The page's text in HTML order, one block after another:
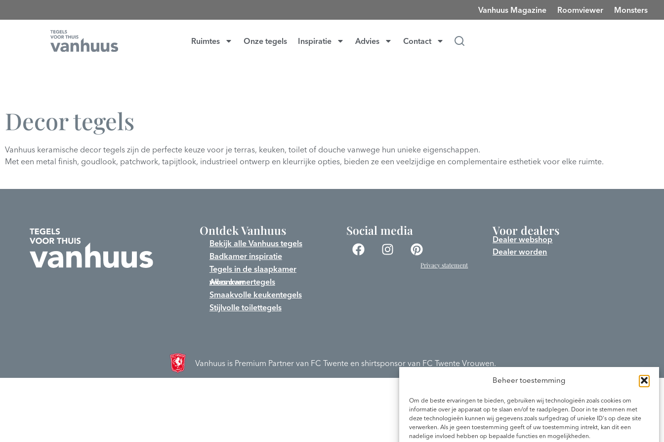
Beheer toestemming
Om de beste ervaringen te bieden, gebruiken wij technologieën zoals cookies om
informatie over je apparaat op te slaan en/of te raadplegen. Door in te stemmen met
deze technologieën kunnen wij gegevens zoals surfgedrag of unieke ID's op deze site
verwerken. Als je geen toestemming geeft of uw toestemming intrekt, kan dit een
nadelige invloed hebben op bepaalde functies en mogelijkheden.
Vanhuus Magazine Roomviewer Monsters
Ruimtes Onze tegels Inspiratie Advies Contact
Decor tegels
Vanhuus keramische decor tegels zijn de perfecte keuze voor je terras, keuken, toilet of douche vanwege hun unieke eigenschappen.
Met een metal finish, goudlook, patchwork, tapijtlook, industrieel ontwerp en kleurrijke opties, bieden ze een veelzijdige en complementaire esthetiek voor elke ruimte.
Ontdek Vanhuus
Bekijk alle Vanhuus tegels
Badkamer inspiratie
Tegels in de slaapkamer
Alles over woonkamertegels
Smaakvolle keukentegels
Stijlvolle toilettegels
Social media
Privacy statement
Voor dealers
Dealer webshop
Dealer worden
Vanhuus is Premium Partner van FC Twente en shirtsponsor van FC Twente Vrouwen.